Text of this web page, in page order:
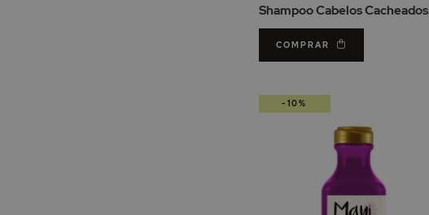
Shampoo Cabelos Cacheados
385ml
COMPRAR
-10%